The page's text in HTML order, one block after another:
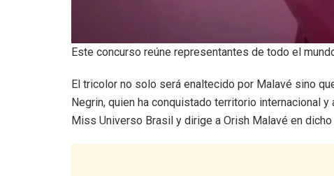
Este concurso reúne representantes de todo el
El tricolor no solo será enaltecido por Malavé sino
Negrin, quien ha conquistado territorio internacional
Miss Universo Brasil y dirige a Orish Malavé en dicho